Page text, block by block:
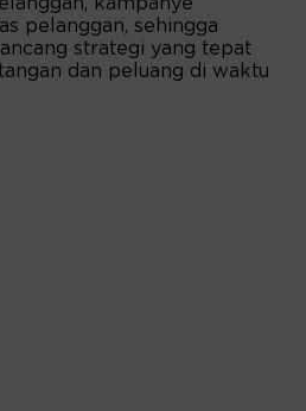
pelanggan, sehingga
strategi yang tepat
dan peluang di waktu